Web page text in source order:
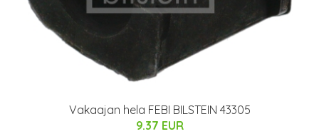
Vakaajan hela FEBI BILSTEIN 43305
9.37 EUR